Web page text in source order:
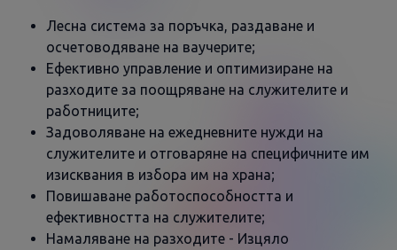
Лесна система за поръчка, раздаване и
осчетоводяване на ваучерите;
Ефективно управление и оптимизиране на
разходите за поощряване на служителите и
работниците;
Задоволяване на ежедневните нужди на
служителите и отговаряне на специфичните им
изисквания в избора им на храна;
Повишаване работоспособността и
ефективността на служителите;
Намаляване на разходите - Изцяло